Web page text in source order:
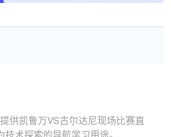
供凯鲁万VS古尔达尼现场比赛直